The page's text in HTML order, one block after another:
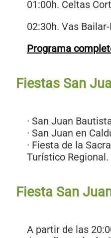
01:00h. Celtas
02:30h. Vas
Programa
Fiestas San
· San Juan
· San Juan en
· Fiesta de la
Turístico Regional.
Fiesta San
A partir de las